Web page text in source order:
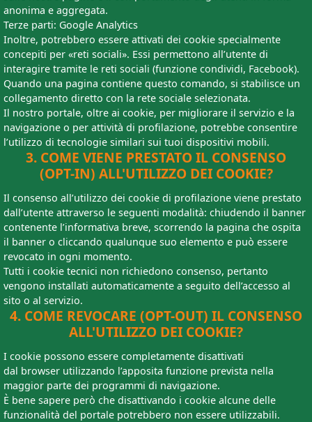
anonima e aggregata.
Terze parti: Google Analytics
Inoltre, potrebbero essere attivati dei cookie specialmente
concepiti per «reti sociali». Essi permettono all’utente di
interagire tramite le reti sociali (funzione condividi, Facebook).
Quando una pagina contiene questo comando, si stabilisce un
collegamento diretto con la rete sociale selezionata.
Il nostro portale, oltre ai cookie, per migliorare il servizio e la
navigazione o per attività di profilazione, potrebbe consentire
l’utilizzo di tecnologie similari sui tuoi dispositivi mobili.
3. COME VIENE PRESTATO IL CONSENSO
(OPT-IN) ALL'UTILIZZO DEI COOKIE?
Il consenso all’utilizzo dei cookie di profilazione viene prestato
dall’utente attraverso le seguenti modalità: chiudendo il banner
contenente l’informativa breve, scorrendo la pagina che ospita
il banner o cliccando qualunque suo elemento e può essere
revocato in ogni momento.
Tutti i cookie tecnici non richiedono consenso, pertanto
vengono installati automaticamente a seguito dell’accesso al
sito o al servizio.
4. COME REVOCARE (OPT-OUT) IL CONSENSO
ALL'UTILIZZO DEI COOKIE?
I cookie possono essere completamente disattivati
dal browser utilizzando l’apposita funzione prevista nella
maggior parte dei programmi di navigazione.
È bene sapere però che disattivando i cookie alcune delle
funzionalità del portale potrebbero non essere utilizzabili.